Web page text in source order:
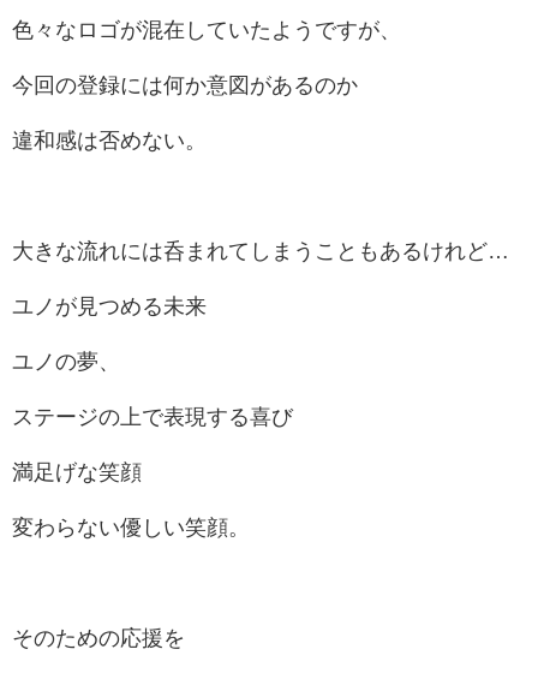
色々なロゴが混在していたようですが、
今回の登録には何か意図があるのか
違和感は否めない。
大きな流れには呑まれてしまうこともあるけれど…
ユノが見つめる未来
ユノの夢、
ステージの上で表現する喜び
満足げな笑顔
変わらない優しい笑顔。
そのための応援を